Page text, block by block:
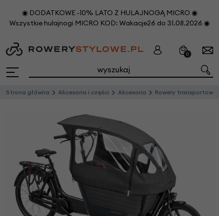
◉ DODATKOWE -10% LATO Z HULAJNOGĄ MICRO ◉
Wszystkie hulajnogi MICRO KOD: Wakacje26 do 31.08.2026 ◉
0
Strona główna Akcesoria i części Akcesoria Rowery transportowe -